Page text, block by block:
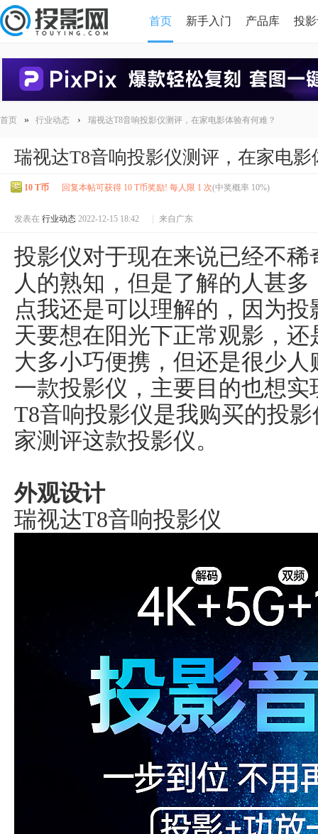
首页 新手入门 产品库 投
首页 » 行业动态 › 瑞视达T8音响投影仪测评，在家电影体验有何难？
瑞视达T8音响投影仪测评，在家电
10 T币 回复本帖可获得 10 T币奖励! 每人限 1 次(中奖概率 10%)
发表在 行业动态 2022-12-15 18:42 来自广东
投影仪对于现在来说已经不
人的熟知，但是了解的人甚
点我还是可以理解的，因为
天要想在阳光下正常观影，
大多小巧便携，但还是很少
一款投影仪，主要目的也想
T8音响投影仪是我购买的投
家测评这款投影仪。
外观设计
瑞视达T8音响投影仪